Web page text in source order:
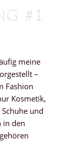
#1
meine
–
Fashion
Kosmetik,
und
in den